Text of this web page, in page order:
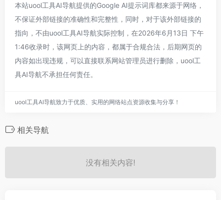
本站uool工具AI导航提供的Google AI提示词库都来源于网络，
不保证外部链接的准确性和完整性，同时，对于该外部链接的
指向，不由uool工具AI导航实际控制，在2026年6月13日 下午
1:46收录时，该网页上的内容，都属于合规合法，后期网页的
内容如出现违规，可以直接联系网站管理员进行删除，uool工
具AI导航不承担任何责任。
uool工具AI导航致力于优质、实用的网络站点资源收集与分享！
相关导航
没有相关内容!